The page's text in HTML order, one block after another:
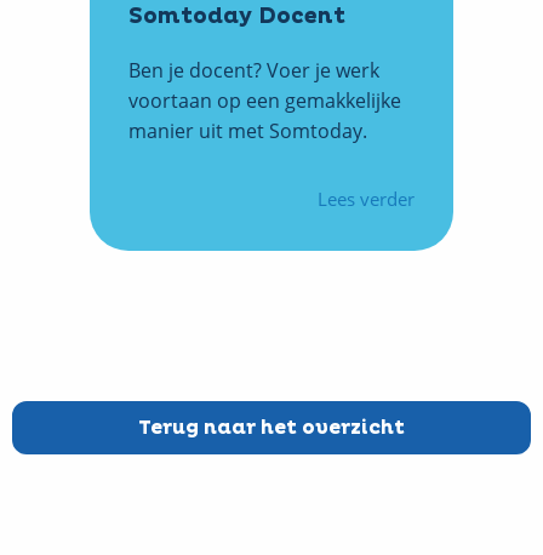
Somtoday Docent
Ben je docent? Voer je werk
voortaan op een gemakkelijke
manier uit met Somtoday.
Lees verder
Training
Terug naar het overzicht